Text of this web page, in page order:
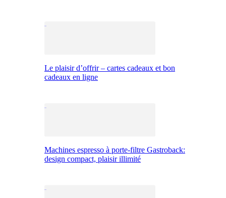
Le plaisir d’offrir – cartes cadeaux et bon
cadeaux en ligne
Machines espresso à porte-filtre Gastroback:
design compact, plaisir illimité